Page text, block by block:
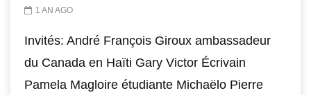
1 AN AGO
Invités: André François Giroux ambassadeur
du Canada en Haïti Gary Victor Écrivain
Pamela Magloire étudiante Michaëlo Pierre